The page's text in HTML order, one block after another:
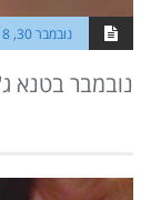
נובמבר 30, 2018
נובמבר בטנא